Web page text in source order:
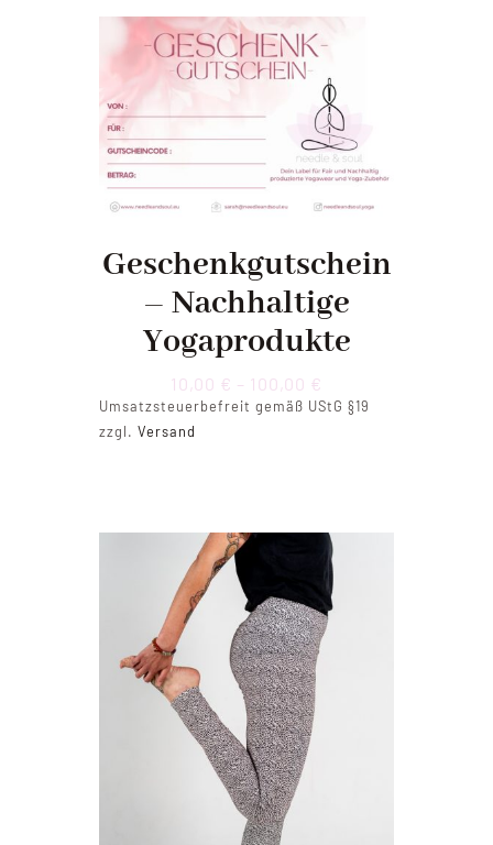
Geschenkgutschein
– Nachhaltige
Yogaprodukte
10,00 € – 100,00 €
10,00 €
Umsatzsteuerbefreit gemäß UStG §19
zzgl.Versand